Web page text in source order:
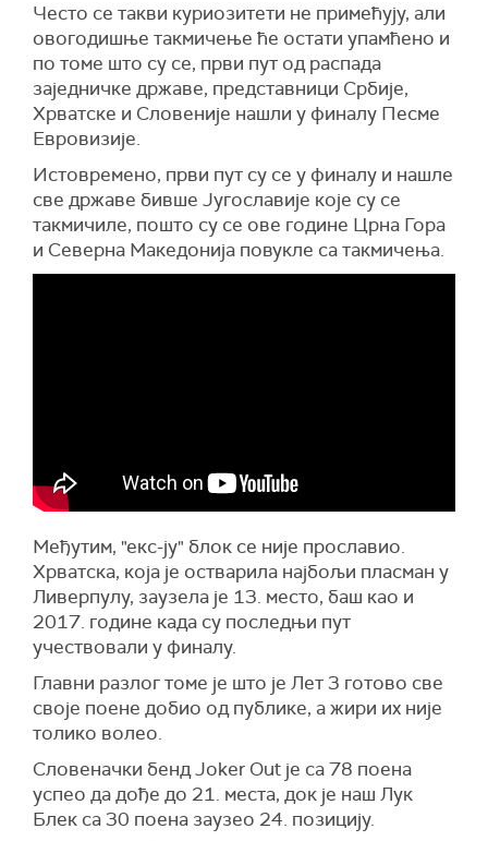
Често се такви куриозитети не примећују, али
овогодишње такмичење ће остати упамћено и
по томе што су се, први пут од распада
заједничке државе, представници Србије,
Хрватске и Словеније нашли у финалу Песме
Евровизије.
Истовремено, први пут су се у финалу и нашле
све државе бивше Југославије које су се
такмичиле, пошто су се ове године Црна Гора
и Северна Македонија повукле са такмичења.
Међутим, "екс-ју" блок се није прославио.
Хрватска, која је остварила најбољи пласман у
Ливерпулу, заузела је 13. место, баш као и
2017. године када су последњи пут
учествовали у финалу.
Главни разлог томе је што је Лет 3 готово све
своје поене добио од публике, а жири их није
толико волео.
Словеначки бенд Joker Out је са 78 поена
успео да дође до 21. места, док је наш Лук
Блек са 30 поена заузео 24. позицију.